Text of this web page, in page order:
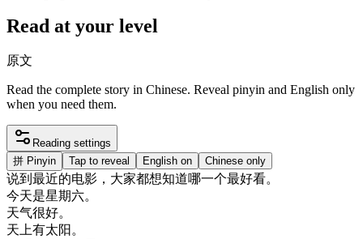
Read at your level
原文
Read the complete story in Chinese. Reveal pinyin and English only
when you need them.
Reading settings
拼 Pinyin Tap to reveal English on Chinese only
说到 最近的电影 ， 大家都想知道哪一个最好看。
今天是星期六。
天气很好。
天上有太阳。